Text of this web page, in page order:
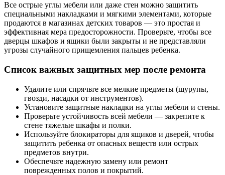
Все острые углы мебели или даже стен можно защитить
специальными накладками и мягкими элементами, которые
продаются в магазинах детских товаров — это простая и
эффективная мера предосторожности. Проверьте, чтобы все
дверцы шкафов и ящики были закрыты и не представляли
угрозы случайного прищемления пальцев ребенка.
Список важных защитных мер после ремонта
Удалите или спрячьте все мелкие предметы (шурупы,
гвозди, насадки от инструментов).
Установите защитные накладки на углы мебели и стены.
Проверьте устойчивость всей мебели — закрепите к
стене тяжелые шкафы и полки.
Используйте блокираторы для ящиков и дверей, чтобы
защитить ребенка от опасных веществ или острых
предметов внутри.
Обеспечьте надежную замену или ремонт
поврежденных полов и покрытий.